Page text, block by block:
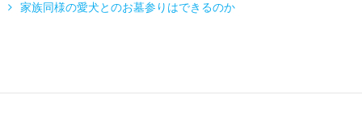
家族同様の愛犬とのお墓参りはできるのか